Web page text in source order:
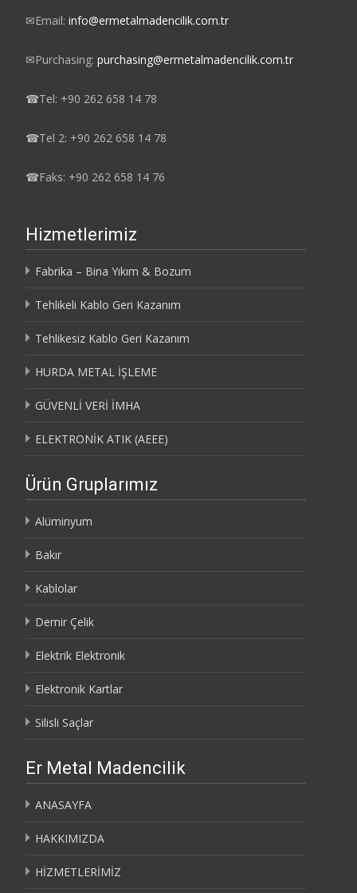
✉Email: info@ermetalmadencilik.com.tr
✉Purchasing: purchasing@ermetalmadencilik.com.tr
☎Tel: +90 262 658 14 78
☎Tel 2: +90 262 658 14 78
☎Faks: +90 262 658 14 76
Hizmetlerimiz
Fabrika – Bina Yıkım & Bozum
Tehlikeli Kablo Geri Kazanım
Tehlikesiz Kablo Geri Kazanım
HURDA METAL İŞLEME
GÜVENLİ VERİ İMHA
ELEKTRONİK ATIK (AEEE)
Ürün Gruplarımız
Alüminyum
Bakır
Kablolar
Demir Çelik
Elektrik Elektronik
Elektronik Kartlar
Silisli Saçlar
Er Metal Madencilik
ANASAYFA
HAKKIMIZDA
HİZMETLERİMİZ